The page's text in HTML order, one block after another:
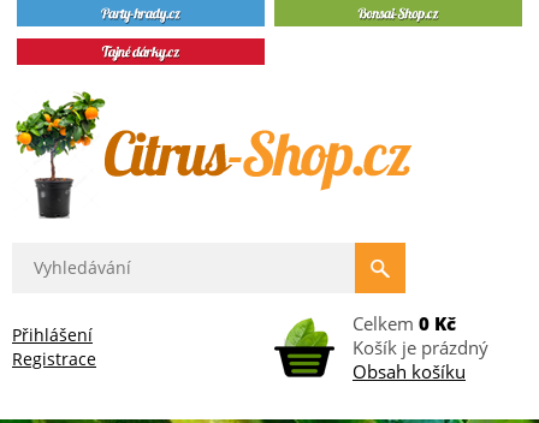
Přihlášení
Registrace
Celkem 0 Kč
Košík je prázdný
Obsah košíku